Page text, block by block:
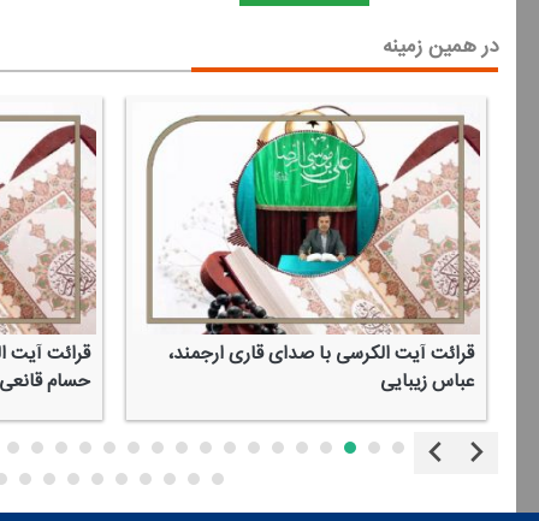
در همین زمینه
ارجمند،
قرائت آیت الكرسی با صدای قاری ارجمند،